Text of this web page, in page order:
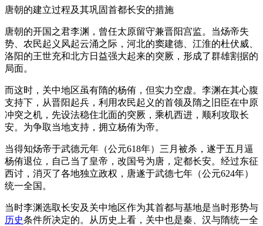
唐朝的建立过程及其巩固首都长安的措施
唐朝的开国之君李渊，曾任太原留守兼晋阳宫监。当炀帝失
势、农民起义风起云涌之际，河北的窦建德、江淮的杜伏威、
洛阳的王世充和北方日益强大起来的突厥，形成了群雄割据的
局面。
而这时，关中地区虽有隋的杨侑，但实力空虚。李渊在其心腹
支持下，从晋阳起兵，利用农民起义的首领及隋之旧臣在中原
冲突之机，先设法稳住北面的突厥，乘机西进，顺利攻取长
安。为争取当地支持，拥立杨侑为帝。
当得知炀帝于武德元年（公元618年）三月被杀，遂于五月逼
杨侑退位，自己当了皇帝，改国号为唐，定都长安。经过东征
西讨，消灭了各地独立政权，唐遂于武德七年（公元624年）
统一全国。
当时李渊选取长安及关中地区作为其首都与基地是当时形势与
历史条件所决定的。从历史上看，关中也是秦、汉与隋统一全